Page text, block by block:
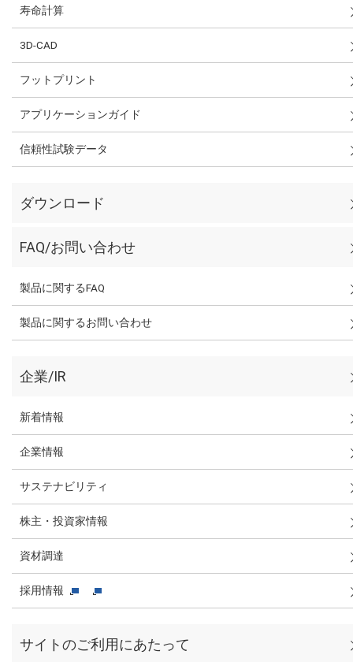
寿命計算
3D-CAD
フットプリント
アプリケーションガイド
信頼性試験データ
ダウンロード
FAQ/お問い合わせ
製品に関するFAQ
製品に関するお問い合わせ
企業/IR
新着情報
企業情報
サステナビリティ
株主・投資家情報
資材調達
採用情報
サイトのご利用にあたって